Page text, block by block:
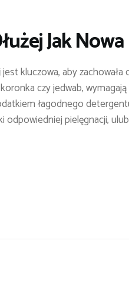
Jak Nowa
jest kluczowa, aby zachowała
czy jedwab,
łagodnego
odpowiedniej pielęgnacji,